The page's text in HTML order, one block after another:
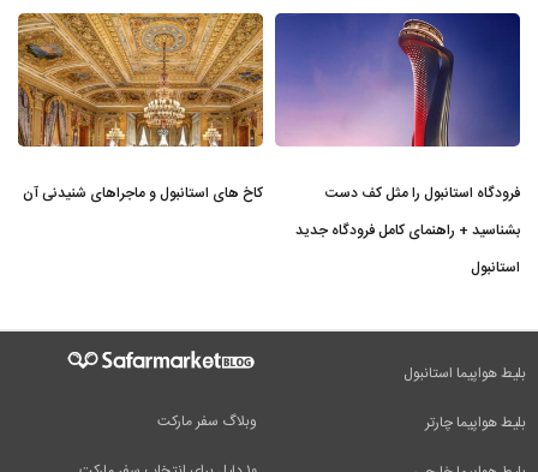
فرودگاه استانبول را مثل کف دست
بشناسید + راهنمای کامل فرودگاه جدید
استانبول
کاخ های استانبول و ماجراهای شنیدنی آن
وبلاگ سفر مارکت
بلیط هواپیما استانبول
بلیط هواپیما چارتر